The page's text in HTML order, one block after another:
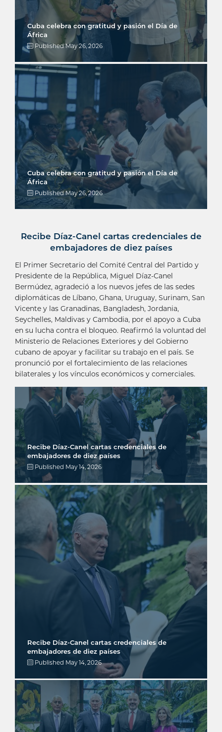
Cuba celebra con gratitud y pasión el Día de
África
PublishedMay 26, 2026
Cuba celebra con gratitud y pasión el Día de
África
PublishedMay 26, 2026
Recibe Díaz-Canel cartas credenciales de
embajadores de diez países
El Primer Secretario del Comité Central del Partido y
Presidente de la República, Miguel Díaz-Canel
Bermúdez, agradeció a los nuevos jefes de las sedes
diplomáticas de Líbano, Ghana, Uruguay, Surinam, San
Vicente y las Granadinas, Bangladesh, Jordania,
Seychelles, Maldivas y Cambodia, por el apoyo a Cuba
en su lucha contra el bloqueo. Reafirmó la voluntad del
Ministerio de Relaciones Exteriores y del Gobierno
cubano de apoyar y facilitar su trabajo en el país. Se
pronunció por el fortalecimiento de las relaciones
bilaterales y los vínculos económicos y comerciales.
Recibe Díaz-Canel cartas credenciales de
embajadores de diez países
Published May 14, 2026
Recibe Díaz-Canel cartas credenciales de
embajadores de diez países
Published May 14, 2026